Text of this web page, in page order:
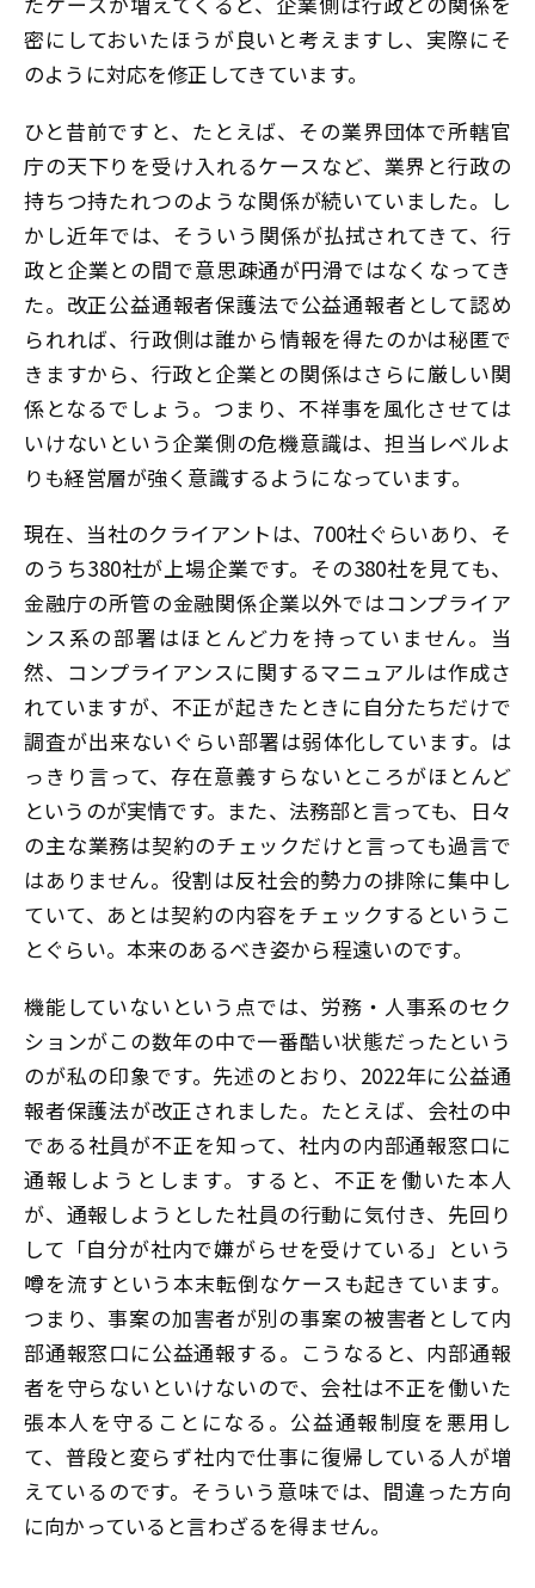
密にしておいたほうが良いと考えますし、実際にそ
のように対応を修正してきています。
ひと昔前ですと、たとえば、その業界団体で所轄官
庁の天下りを受け入れるケースなど、業界と行政の
持ちつ持たれつのような関係が続いていました。し
かし近年では、そういう関係が払拭されてきて、行
政と企業との間で意思疎通が円滑ではなくなってき
た。改正公益通報者保護法で公益通報者として認め
られれば、行政側は誰から情報を得たのかは秘匿で
きますから、行政と企業との関係はさらに厳しい関
係となるでしょう。つまり、不祥事を風化させては
いけないという企業側の危機意識は、担当レベルよ
りも経営層が強く意識するようになっています。
現在、当社のクライアントは、700社ぐらいあり、そ
のうち380社が上場企業です。その380社を見ても、
金融庁の所管の金融関係企業以外ではコンプライア
ンス系の部署はほとんど力を持っていません。当
然、コンプライアンスに関するマニュアルは作成さ
れていますが、不正が起きたときに自分たちだけで
調査が出来ないぐらい部署は弱体化しています。は
っきり言って、存在意義すらないところがほとんど
というのが実情です。また、法務部と言っても、日々
の主な業務は契約のチェックだけと言っても過言で
はありません。役割は反社会的勢力の排除に集中し
ていて、あとは契約の内容をチェックするというこ
とぐらい。本来のあるべき姿から程遠いのです。
機能していないという点では、労務・人事系のセク
ションがこの数年の中で一番酷い状態だったという
のが私の印象です。先述のとおり、2022年に公益通
報者保護法が改正されました。たとえば、会社の中
である社員が不正を知って、社内の内部通報窓口に
通報しようとします。すると、不正を働いた本人
が、通報しようとした社員の行動に気付き、先回り
して「自分が社内で嫌がらせを受けている」という
噂を流すという本末転倒なケースも起きています。
つまり、事案の加害者が別の事案の被害者として内
部通報窓口に公益通報する。こうなると、内部通報
者を守らないといけないので、会社は不正を働いた
張本人を守ることになる。公益通報制度を悪用し
て、普段と変らず社内で仕事に復帰している人が増
えているのです。そういう意味では、間違った方向
に向かっていると言わざるを得ません。